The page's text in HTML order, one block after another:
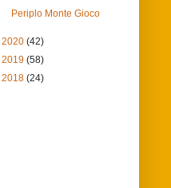
Periplo Monte Gioco
2020 (42)
2019 (58)
2018 (24)